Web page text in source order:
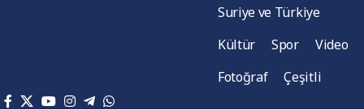
Suriye ve Türkiye
Kültür
Spor
Video
Fotoğraf
Çeşitli